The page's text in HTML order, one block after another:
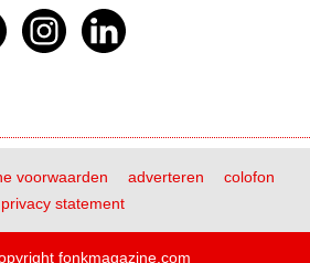
voorwaarden adverteren
colofon
privacy statement
fonkmagazine.com